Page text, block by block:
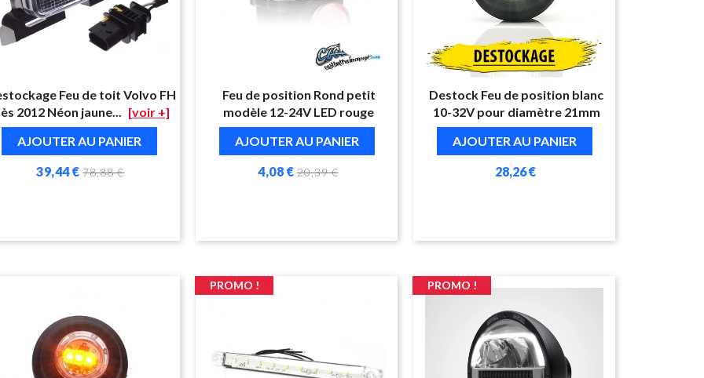
Feu de toit Volvo FH
2012 Néon jaune...
[voir +]
AJOUTER AU PANIER
39,44 € 78,88 €
Feu de position Rond petit
modèle 12-24V LED rouge
AJOUTER AU PANIER
4,08 € 20,39 €
Destock Feu de position blanc
10-32V pour diamètre 21mm
AJOUTER AU PANIER
28,26 €
PROMO ! PROMO !